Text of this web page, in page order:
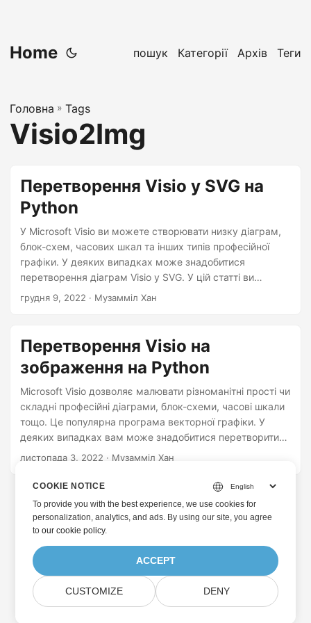
Home пошук Категорії Архів Теги
Головна » Tags
Visio2Img
Перетворення Visio у SVG на
Python
У Microsoft Visio ви можете створювати низку діаграм,
блок-схем, часових шкал та інших типів професійної
графіки. У деяких випадках може знадобитися
перетворення діаграм Visio у SVG. У цій статті ви
дізнаєтесь, як конвертувати діаграму Visio у SVG на
грудня 9, 2022 · Музамміл Хан
Перетворення Visio на
зображення на Python
Microsoft Visio дозволяє малювати різноманітні прості чи
складні професійні діаграми, блок-схеми, часові шкали
тощо. Це популярна програма векторної графіки. У
деяких випадках вам може знадобитися перетворити
діаграми Visio на зображення PNG або JPG. У цій статті
зображення на Python.
листопада 3, 2022 · Музамміл Хан
COOKIE NOTICE
To provide you with the best experience, we use cookies for
personalization, analytics, and ads. By using our site, you agree
toour cookie policy.
ACCEPT
CUSTOMIZE DENY